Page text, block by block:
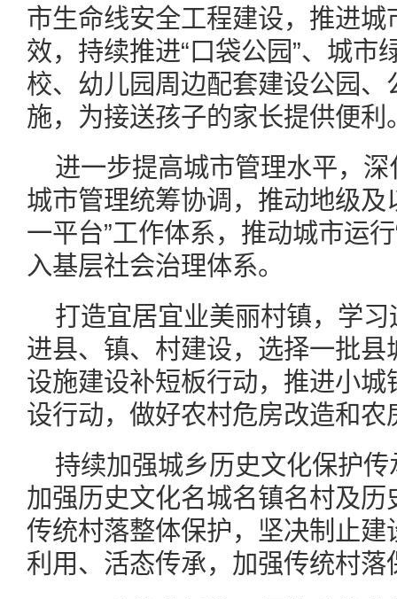
市生命线安全工程建设，推进
效，持续推进“口袋公园”、城市
校、幼儿园周边配套建设公园
施，为接送孩子的家长提供便利
进一步提高城市管理水平，
城市管理统筹协调，推动地级及
一平台”工作体系，推动城市运
入基层社会治理体系。
打造宜居宜业美丽村镇，学习
进县、镇、村建设，选择一批
设施建设补短板行动，推进小
设行动，做好农村危房改造和农
持续加强城乡历史文化保护
加强历史文化名城名镇名村及
传统村落整体保护，坚决制止
利用、活态传承，加强传统村落